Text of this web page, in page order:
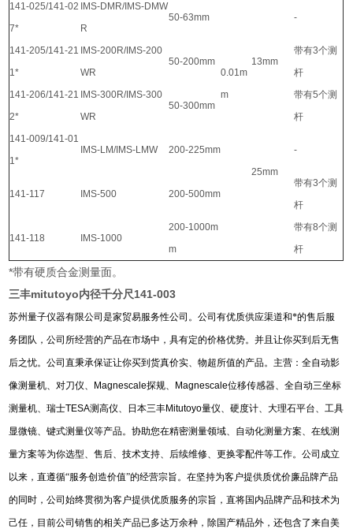
0.01m
m
141-025/141-02
7*
IMS-DMR/IMS-DMW
R
50-63mm
13mm
-
141-205/141-21
1*
IMS-200R/IMS-200
WR
50-200mm
带有3个测
杆
141-206/141-21
2*
IMS-300R/IMS-300
WR
50-300mm
带有5个测
杆
141-009/141-01
1*
IMS-LM/IMS-LMW
200-225mm
25mm
-
141-117 IMS-500 200-500mm
带有3个测
杆
141-118 IMS-1000
200-1000m
m
带有8个测
杆
*带有硬质合金测量面。
三丰mitutoyo内径千分尺141-003
苏州量子仪器有限公司是家贸易服务性公司。公司有优质供应渠道和*的售后服
务团队，公司所经营的产品在市场中，具有定的价格优势。并且让你买到后无售
后之忧。公司直秉承保证让你买到货真价实、物超所值的产品。主营：全自动影
像测量机、对刀仪、 Magnescale探规、 Magnescale位移传感器、全自动三坐标
测量机、瑞士TESA测高仪、日本三丰Mitutoyo量仪、硬度计、大理石平台、工具
显微镜、键式测量仪等产品。协助您在精密测量领域、自动化测量方案、在线测
量方案等为你选型、售后、技术支持、后续维修、更换零配件等工作。公司成立
以来，直遵循“服务创造价值”的经营宗旨。在坚持为客户提供质优价廉品牌产品
的同时，公司始终贯彻为客户提供优质服务的宗旨，直将国内品牌产品和技术为
己任，目前公司销售的相关产品已多达万余种，除国产精品外，还包含了来自美